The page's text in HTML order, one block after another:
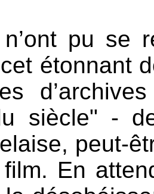
pu se
étonnant
siècle" -
peut-
En